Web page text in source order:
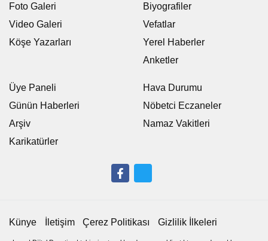
Foto Galeri
Video Galeri
Köşe Yazarları
Biyografiler
Vefatlar
Yerel Haberler
Anketler
Üye Paneli
Günün Haberleri
Arşiv
Karikatürler
Hava Durumu
Nöbetci Eczaneler
Namaz Vakitleri
Künye İletişim Çerez Politikası Gizlilik İlkeleri